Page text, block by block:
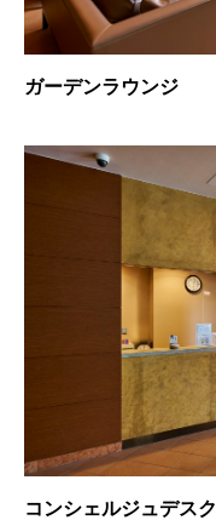
ガーデンラウンジ
コンシェルジュデスク